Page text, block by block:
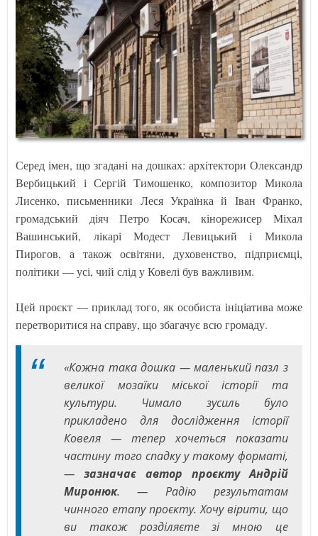
Серед імен, що згадані на дошках: архітектори Олександр
Вербицький і Сергій Тимошенко, композитор Микола
Лисенко, письменники Леся Українка й Іван Франко,
громадський діяч Петро Косач, кінорежисер Міхал
Вашинський, лікарі Модест Левицький і Микола
Пирогов, а також освітяни, духовенство, підприємці,
політики — усі, чий слід у Ковелі був важливим.
Цей проєкт — приклад того, як особиста ініціатива може
перетворитися на справу, що збагачує всю громаду.
«Кожна така дошка — маленький пазл з
великої мозаїки міської історії та
культури. Чимало зусиль було
прикладено для дослідження історії
Ковеля — тепер хочеться показати
частину того спадку у такому форматі,
—зазначає автор проєкту Андрій
Миронюк. — Радію результатам
чинного етапу проєкту. Хочу вірити, що
ви також розділяєте зі мною це